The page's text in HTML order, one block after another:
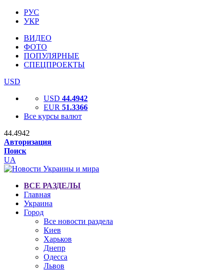
РУС
УКР
ВИДЕО
ФОТО
ПОПУЛЯРНЫЕ
СПЕЦПРОЕКТЫ
USD
USD 44.4942
EUR 51.3366
Все курсы валют
44.4942
Авторизация
Поиск
UA
ВСЕ РАЗДЕЛЫ
Главная
Украина
Город
Все новости раздела
Киев
Харьков
Днепр
Одесса
Львов